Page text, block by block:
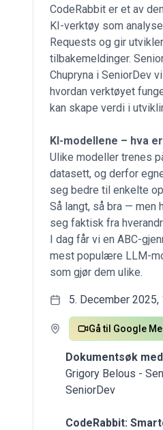
CodeRabbit er et av
KI-verktøy som
Requests og gir
tilbakemeldinger.
Chupryna i SeniorDev
hvordan verktøyet
kan skape verdi i
KI-modellene – hva
Ulike modeller trenes
datasett, og derfor
seg bedre til enkelte
Så langt, så bra — men
seg faktisk fra
I dag får vi en ABC-
mest populære LLM-
som gjør dem ulike.
5. December 2025,
Gå til Google
Dokumentsøk med
Grigory Belous -
SeniorDev
CodeRabbit: